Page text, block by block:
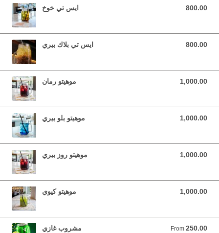
ايس تي خوخ 800.00
800.00 YER
ايس تي بلاك بيري 800.00
800.00 YER
موهيتو رمان 1,000.00
1,000.00 YER
موهيتو بلو بيري 1,000.00
1,000.00 YER
موهيتو روز بيري 1,000.00
1,000.00 YER
موهيتو كيوي 1,000.00
1,000.00 YER
مشروب غازي From 250.00
From 250.00 YER